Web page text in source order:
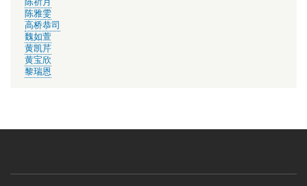
陈雅雯
高桥恭司
魏如萱
黄凯芹
黄宝欣
黎瑞恩